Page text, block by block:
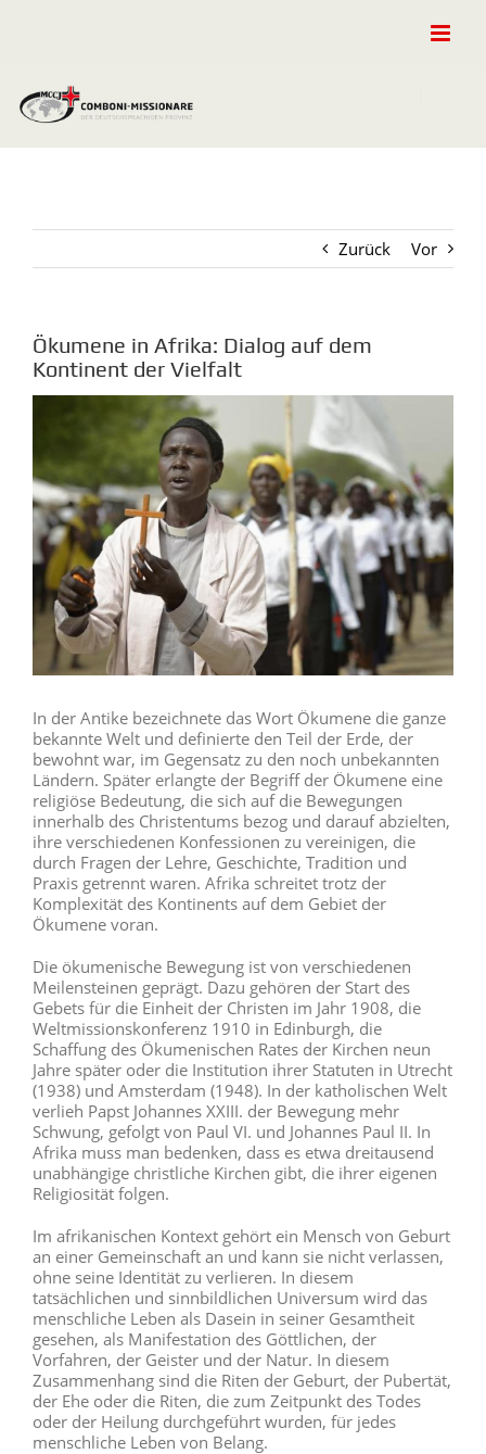
Zurück Vor
Ökumene in Afrika: Dialog auf dem
Kontinent der Vielfalt
In der Antike bezeichnete das Wort Ökumene die ganze
bekannte Welt und definierte den Teil der Erde, der
bewohnt war, im Gegensatz zu den noch unbekannten
Ländern. Später erlangte der Begriff der Ökumene eine
religiöse Bedeutung, die sich auf die Bewegungen
innerhalb des Christentums bezog und darauf abzielten,
ihre verschiedenen Konfessionen zu vereinigen, die
durch Fragen der Lehre, Geschichte, Tradition und
Praxis getrennt waren. Afrika schreitet trotz der
Komplexität des Kontinents auf dem Gebiet der
Ökumene voran.
Die ökumenische Bewegung ist von verschiedenen
Meilensteinen geprägt. Dazu gehören der Start des
Gebets für die Einheit der Christen im Jahr 1908, die
Weltmissionskonferenz 1910 in Edinburgh, die
Schaffung des Ökumenischen Rates der Kirchen neun
Jahre später oder die Institution ihrer Statuten in Utrecht
(1938) und Amsterdam (1948). In der katholischen Welt
verlieh Papst Johannes XXIII. der Bewegung mehr
Schwung, gefolgt von Paul VI. und Johannes Paul II. In
Afrika muss man bedenken, dass es etwa dreitausend
unabhängige christliche Kirchen gibt, die ihrer eigenen
Religiosität folgen.
Im afrikanischen Kontext gehört ein Mensch von Geburt
an einer Gemeinschaft an und kann sie nicht verlassen,
ohne seine Identität zu verlieren. In diesem
tatsächlichen und sinnbildlichen Universum wird das
menschliche Leben als Dasein in seiner Gesamtheit
gesehen, als Manifestation des Göttlichen, der
Vorfahren, der Geister und der Natur. In diesem
Zusammenhang sind die Riten der Geburt, der Pubertät,
der Ehe oder die Riten, die zum Zeitpunkt des Todes
oder der Heilung durchgeführt wurden, für jedes
menschliche Leben von Belang.